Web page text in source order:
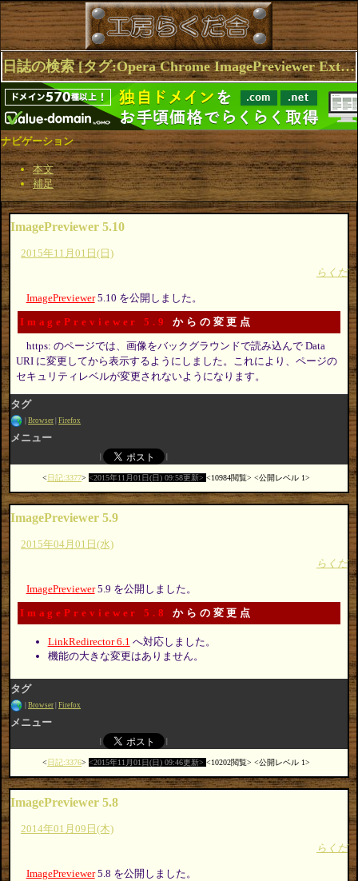
日誌の検索 [タグ:Opera Chrome ImagePreviewer Extensions] 1～4(4件中)
ナビゲーション
本文
補足
ImagePreviewer 5.10
2015年11月01日(日)
らくだ
ImagePreviewer5.10 を公開しました。
ImagePreviewer 5.9 からの変更点
https: のページでは、画像をバックグラウンドで読み込んで Data
URI に変更してから表示するようにしました。これにより、ページの
セキュリティレベルが変更されないようになります。
タグ
Browser Firefox
メニュー
日記:3377 2015年11月01日(日) 09:58更新 10984閲覧 公開レベル 1
ImagePreviewer 5.9
2015年04月01日(水)
らくだ
ImagePreviewer5.9 を公開しました。
ImagePreviewer 5.8 からの変更点
LinkRedirector 6.1 へ対応しました。
機能の大きな変更はありません。
タグ
Browser Firefox
メニュー
日記:3376 2015年11月01日(日) 09:46更新 10202閲覧 公開レベル 1
ImagePreviewer 5.8
2014年01月09日(木)
らくだ
ImagePreviewer5.8 を公開しました。